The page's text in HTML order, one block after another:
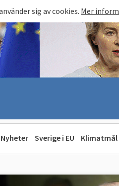
sig av cookies. Mer
Nyheter Sverige i EU Klimatmål